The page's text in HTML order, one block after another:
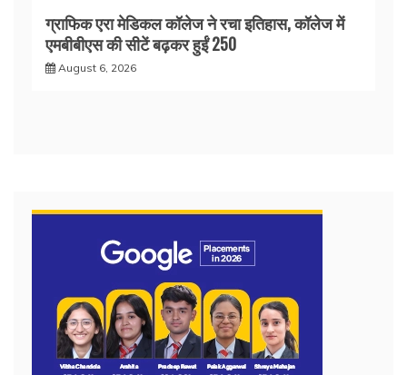
ग्राफिक एरा मेडिकल कॉलेज ने रचा इतिहास, कॉलेज में
एमबीबीएस की सीटें बढ़कर हुईं 250
August 6, 2026